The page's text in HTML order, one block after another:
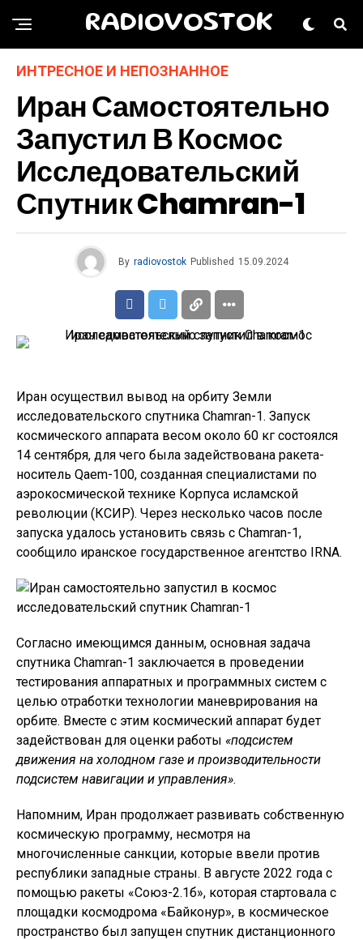
RADIOVOSTOK
ИНТРЕСНОЕ И НЕПОЗНАННОЕ
Иран Самостоятельно
Запустил В Космос
Исследовательский
Спутник Chamran-1
By radiovostok Published 15.09.2024
Иран осуществил вывод на орбиту Земли
исследовательского спутника Chamran-1. Запуск
космического аппарата весом около 60 кг состоялся
14 сентября, для чего была задействована ракета-
носитель Qaem-100, созданная специалистами по
аэрокосмической технике Корпуса исламской
революции (КСИР). Через несколько часов после
запуска удалось установить связь с Chamran-1,
сообщило иранское государственное агентство IRNA.
Согласно имеющимся данным, основная задача
спутника Chamran-1 заключается в проведении
тестирования аппаратных и программных систем с
целью отработки технологии маневрирования на
орбите. Вместе с этим космический аппарат будет
задействован для оценки работы «подсистем
движения на холодном газе и производительности
подсистем навигации и управления».
Напомним, Иран продолжает развивать собственную
космическую программу, несмотря на
многочисленные санкции, которые ввели против
республики западные страны. В августе 2022 года с
помощью ракеты «Союз-2.1б», которая стартовала с
площадки космодрома «Байконур», в космическое
пространство был запущен спутник дистанционного